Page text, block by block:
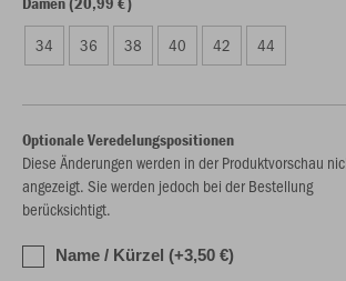
34 36 38 40 42 44
Optionale Veredelungspositionen
Diese Änderungen werden in der Produktvorschau
angezeigt. Sie werden jedoch bei der Bestellung
berücksichtigt.
Name / Kürzel (+3,50 €)